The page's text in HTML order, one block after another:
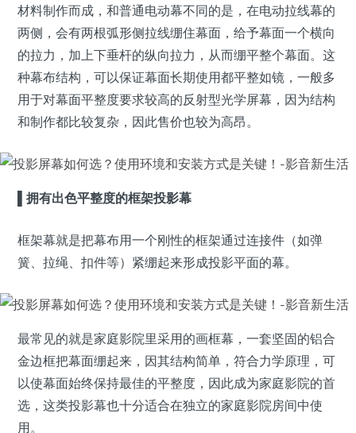
材料制作而成，和普通电动幕不同的是，在电动拉线幕的
两侧，会有两根弧形侧拉线绷住幕面，给予幕面一个横向
的拉力，加上下垂杆的纵向拉力，从而绷平整个幕面。这
种幕布结构，可以保证幕面长期使用都平整如镜，一般多
用于对幕面平整度要求较高的反射型光学屏幕，因为结构
和制作都比较复杂，因此售价也较为高昂。
▌拥有出色平整度的框架投影幕
框架幕就是把幕布用一个刚性的框架通过连接件（如弹
簧、拉绳、扣件等）紧绷起来形成投影平面的幕。
最常见的就是家庭影院里采用的画框幕，一套坚固的铝合
金边框把幕面绷起来，因其结构简单，符合力学原理，可
以使幕面始终保持最佳的平整度，因此成为家庭影院的首
选，这类投影幕也十分适合在独立的家庭影院房间中使
用。